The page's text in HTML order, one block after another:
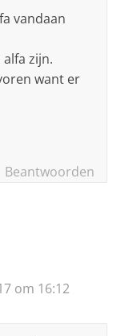
vandaan
zijn.
want er
Beantwoorden
om 16:12